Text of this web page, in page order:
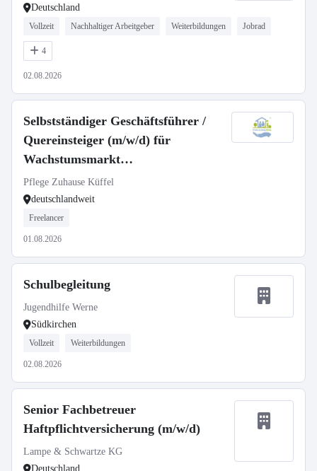
Deutschland
Vollzeit Nachhaltiger Arbeitgeber Weiterbildungen Jobrad
4
02.08.2026
Selbstständiger Geschäftsführer /
Quereinsteiger (m/w/d) für
Wachstumsmarkt
Seniorenbetreuung
Pflege Zuhause Küffel
deutschlandweit
Freelancer
01.08.2026
Schulbegleitung
Jugendhilfe Werne
Südkirchen
Vollzeit Weiterbildungen
02.08.2026
Senior Fachbetreuer
Haftpflichtversicherung (m/w/d)
Lampe & Schwartze KG
Deutschland